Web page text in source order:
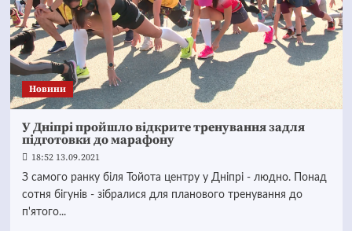
Новини
У Дніпрі пройшло відкрите тренування задля
підготовки до марафону
18:52 13.09.2021
З самого ранку біля Тойота центру у Дніпрі - людно. Понад
сотня бігунів - зібралися для планового тренування до
п'ятого...